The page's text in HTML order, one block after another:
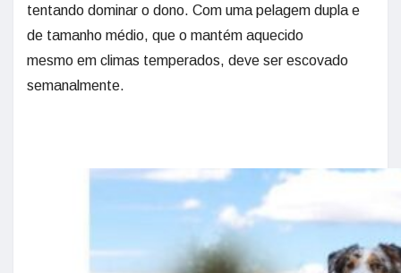
tentando dominar o dono. Com uma pelagem dupla e
de tamanho médio, que o mantém aquecido
mesmo em climas temperados, deve ser escovado
semanalmente.